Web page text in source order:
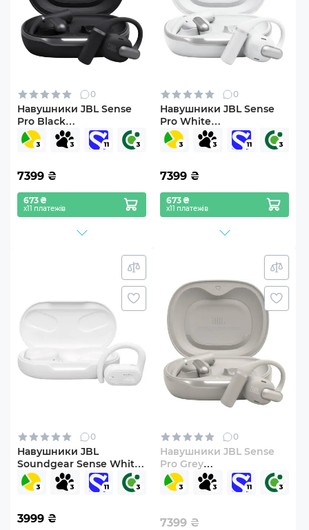
0
Навушники JBL Sense
Pro Black
(JBLSENSEPROBLK)
7399 ₴
673 ₴
х11 платежів
0
Навушники JBL Sense
Pro White
(JBLSENSEPROWHT)
7399 ₴
673 ₴
х11 платежів
0
Навушники JBL
Soundgear Sense White
(JBLSNDGEARSNSWHT)
3999 ₴
0
Навушники JBL Sense
Pro Grey
(JBLSENSEPROGRY)
7399 ₴